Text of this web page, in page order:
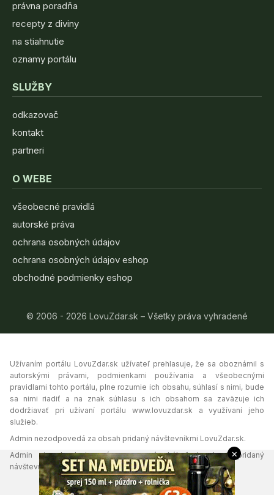
právna poradňa
recepty z diviny
na stiahnutie
oznamy portálu
SLUŽBY
odkazovač
kontakt
partneri
O WEBE
všeobecné pravidlá
autorské práva
ochrana osobných údajov
ochrana osobných údajov eshop
obchodné podmienky eshop
© 2006 - 2026 LovuZdar.sk – Všetky práva vyhradené
Užívaním portálu LovuZdar.sk užívateľ prehlasuje, že sa oboznámil s
autorskými právami, podmienkami používania a všeobecnými
pravidlami tohto portálu, plne rozumie ich obsahu, súhlasí s nimi, bude
sa nimi riadiť a na znak súhlasu s ich obsahom sa zaväzuje ich
dodržiavať pri užívaní portálu www.lovuzdar.sk a využívaní jeho
služieb.
Admin nezodpovedá za obsah pridaný návštevníkmi LovuZdar.sk.
Admin si vyhradzuje právo vymazať akýkoľvek obsah pridaný
návštevníkmi portálu, ak tak uzná za vhodné.
×